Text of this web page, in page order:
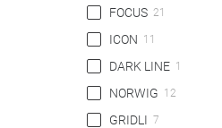
FOCUS 21
ICON 11
DARK LINE 1
NORWIG 12
GRIDLI 7